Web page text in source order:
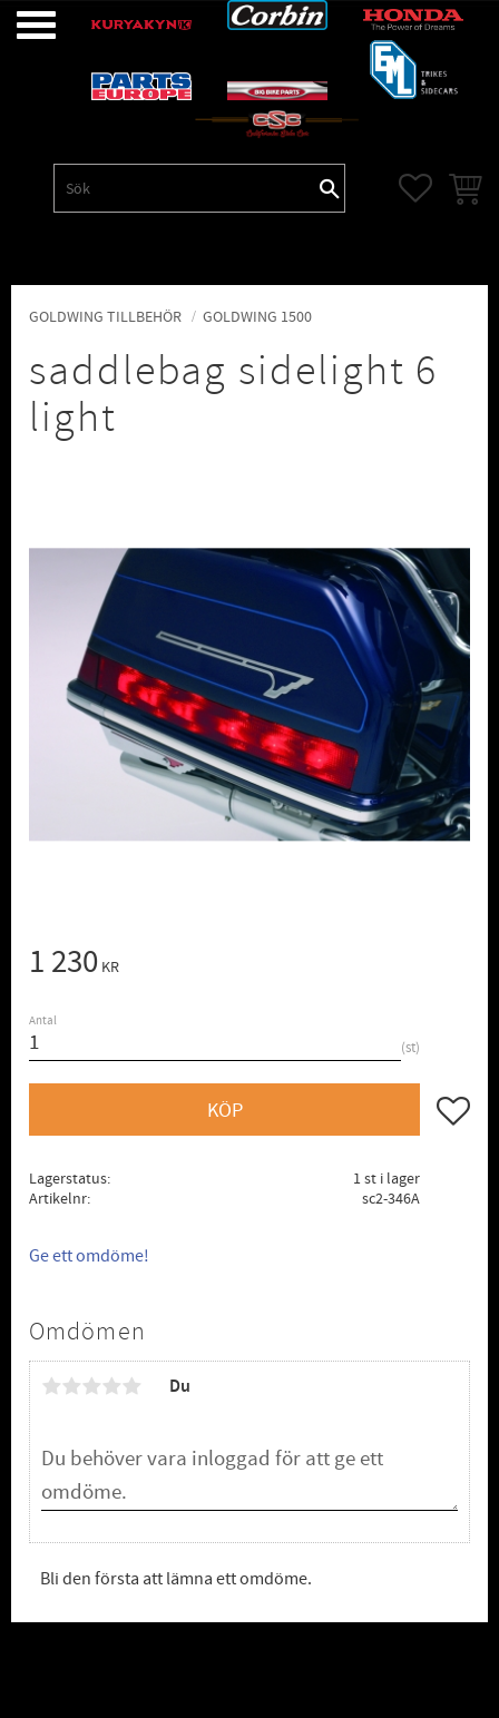
GOLDWING TILLBEHÖR GOLDWING 1500
saddlebag sidelight 6
light
1 230 KR
Antal
st
KÖP Lägg
Lagerstatus
1 st i lager
Artikelnr
sc2-346A
Ge ett omdöme!
Omdömen
Du
Bli den första att lämna ett omdöme.